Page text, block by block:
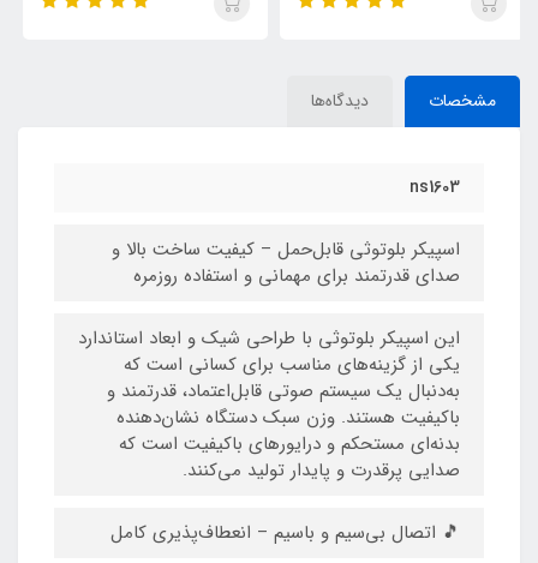
مشخصات دیدگاه‌ها
ns1603
اسپیکر بلوتوثی قابل‌حمل – کیفیت ساخت بالا و
صدای قدرتمند برای مهمانی و استفاده روزمره
این اسپیکر بلوتوثی با طراحی شیک و ابعاد استاندارد
یکی از گزینه‌های مناسب برای کسانی است که
به‌دنبال یک سیستم صوتی قابل‌اعتماد، قدرتمند و
باکیفیت هستند. وزن سبک دستگاه نشان‌دهنده
بدنه‌ای مستحکم و درایورهای باکیفیت است که
صدایی پرقدرت و پایدار تولید می‌کنند.
🎵 اتصال بی‌سیم و باسیم – انعطاف‌پذیری کامل